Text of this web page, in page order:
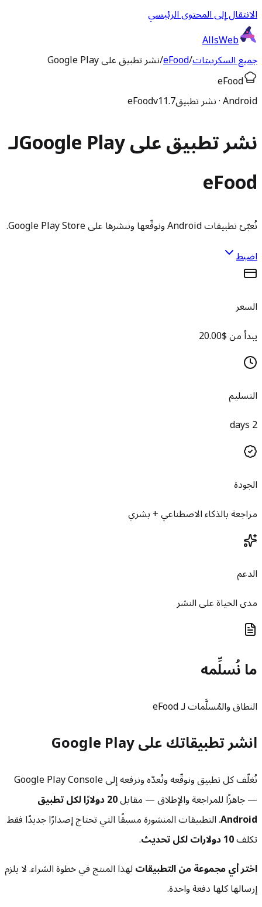
الانتقال إلى المحتوى الرئيسي
AllsWeb
جميع السكريبتات/
eFood
/نشر تطبيق على Google Play
eFood
Android · نشر تطبيق
eFoodv11.7
نشر تطبيق على Google Play
لـ
eFood
نُعبّئ تطبيقات Android ونوقّعها وننشرها على Google Play Store.
اضبط
السعر
يبدأ من $20.00
التسليم
2 days
الجودة
مراجعة بالذكاء الاصطناعي + بشري
الدعم
مدى الحياة على النشر
ما نُسلِّمه
النطاق والمُسلَّمات لـ eFood
انشر تطبيقاتك على Google Play
نُغلّف كل تطبيق ونوقّعه ونُعدّه ونرفعه إلى Google Play Console
— جاهزًا للمراجعة والإطلاق — مقابل
20 دولارًا لكل تطبيق
Android. التطبيقات المنشورة مسبقًا التي تحتاج إصدارًا جديدًا فقط
تكلف10 دولارات لكل تحديث
.
اختر أي مجموعة من التطبيقاتلهذا المنتج في خطوة الشراء. لا يلزم
إرسالها كلها دفعة واحدة.